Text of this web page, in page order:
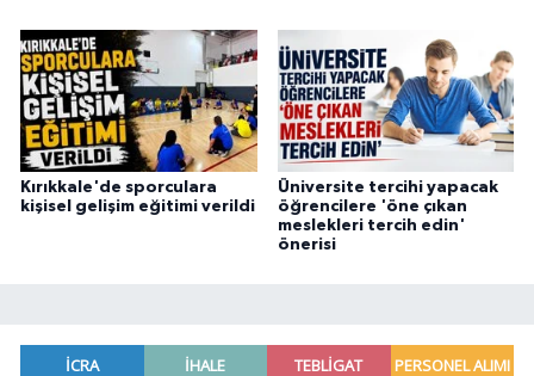
Kırıkkale'de sporculara
kişisel gelişim eğitimi verildi
Üniversite tercihi yapacak
öğrencilere 'öne çıkan
meslekleri tercih edin'
önerisi